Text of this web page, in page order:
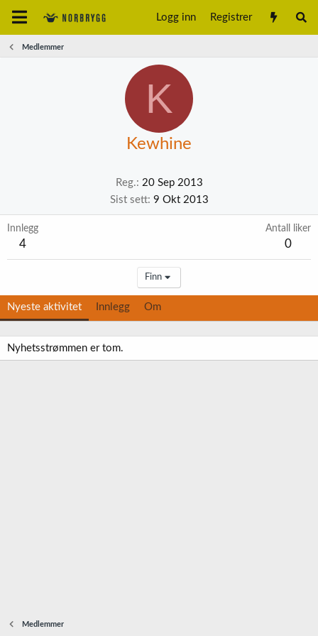
Logg inn Registrer
Medlemmer
K
Kewhine
Reg. 20 Sep 2013
Sist sett 9 Okt 2013
Innlegg
4
Antall liker
0
Finn
Nyeste aktivitet Innlegg Om
Nyhetsstrømmen er tom.
Medlemmer